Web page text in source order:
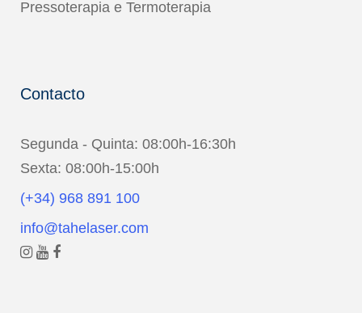
Pressoterapia e Termoterapia
Contacto
Segunda - Quinta: 08:00h-16:30h
Sexta: 08:00h-15:00h
(+34) 968 891 100
info@tahelaser.com